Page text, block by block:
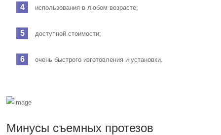
использования в любом возрасте;
доступной стоимости;
очень быстрого изготовления и установки.
Минусы съемных протезов